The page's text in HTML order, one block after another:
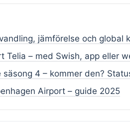
jämförelse och global
Telia – med Swish, app eller
säsong 4 – kommer den?
Airport – guide 2025